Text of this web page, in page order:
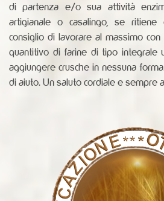
di partenza e/o sua attività
artigianale o casalingo, se
consiglio di lavorare al massimo
quantitivo di farine di tipo integrale
aggiungere crusche in nessuna
di aiuto. Un saluto cordiale e sempre